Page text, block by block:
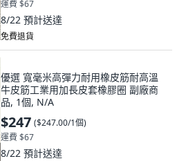
運費 $67
8/22 預計送達
免費退貨
優選 寬毫米高彈力耐用橡皮筋耐高溫
牛皮筋工業用加長皮套橡膠圈 副廠商
品, 1個, N/A
$247 ($247.00/1個)
運費 $67
8/22 預計送達